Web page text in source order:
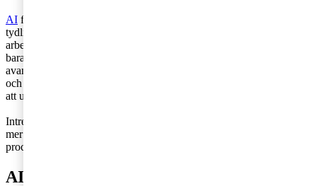
AI förändrar arbetslivet i grunden. I årets AI Jobs Barometer ser vi
tydligt hur utvecklingen driver fram en ny skiljelinje på
arbetsmarknaden beroende på jobbrollernas innehåll. Snarare än att
bara ersätta jobb omformar AI dem på olika sätt: Vissa roller blir mer
avancerade och kräver ett ökat inslag av mänsklig expertis, omdöme
och kreativitet, medan andra förenklas när AI gör det möjligt för fler
att utföra uppgifter som tidigare krävde specialiserad kompetens.
Intressant nog växer de roller som kräver särskild AI-kompetens och
mer avancerade arbetsuppgifter snabbare och erbjuder upp till 42
procent starkare löneutveckling jämfört med andra jobb.
AI ger lönepremie – men kräver nya